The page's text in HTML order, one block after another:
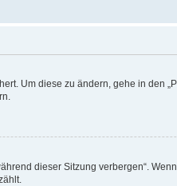
Um diese zu ändern, gehe in den
dieser Sitzung verbergen“.